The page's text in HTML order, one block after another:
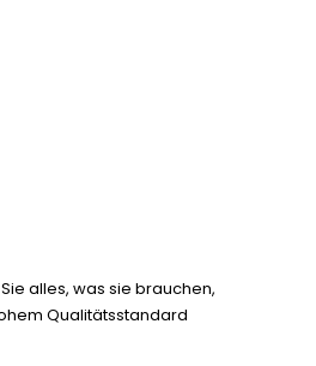
alles, was sie brauchen,
Qualitätsstandard